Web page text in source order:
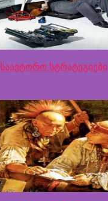
საავტორო სტრატეგიები